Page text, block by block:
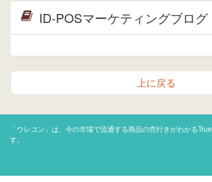
ID-POSマーケティングブログ
上に戻る
「ウレコン」は、今の市場で流通する商品の売行きがわかる
す。